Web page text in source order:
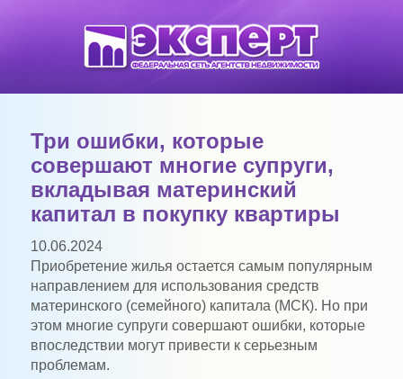
Три ошибки, которые
совершают многие супруги,
вкладывая материнский
капитал в покупку квартиры
10.06.2024
Приобретение жилья остается самым популярным
направлением для использования средств
материнского (семейного) капитала (МСК). Но при
этом многие супруги совершают ошибки, которые
впоследствии могут привести к серьезным
проблемам.